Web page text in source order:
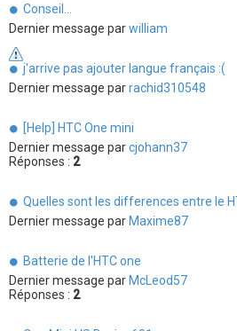
Conseil...
Dernier message parwilliam
j'arrive pas ajouter langue français :(
Dernier message parrachid310548
[Help] HTC One mini
Dernier message parcjohann37
Réponses : 2
Quelles sont les differences entre le
Dernier message parMaxime87
Batterie de l'HTC one
Dernier message parMcLeod57
Réponses : 2